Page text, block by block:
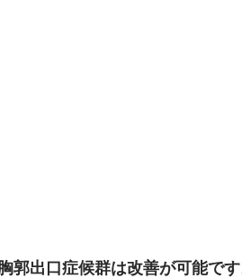
郭出口症候群は改善が可能で